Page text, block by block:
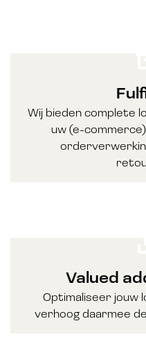
Wij bieden complete
uw (e-
Valued
Optimaliseer jouw
verhoog daarmee